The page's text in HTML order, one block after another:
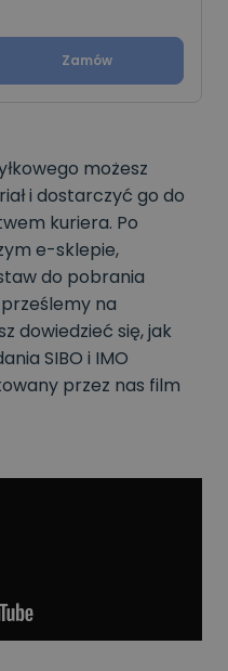
Zamów
możesz
i dostarczyć go do
kuriera. Po
e-sklepie,
do pobrania
na
dowiedzieć się, jak
SIBO i IMO
przez nas film